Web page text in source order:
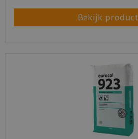
Bekijk product